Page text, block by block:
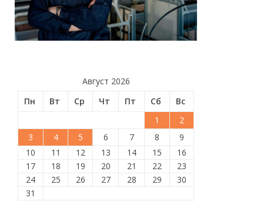
Август 2026
Пн
Вт Ср Чт Пт Сб
Вс
1
2
3
4 5 6 7 8
9
10
11 12 13 14 15
16
17
18 19 20 21 22
23
24
25 26 27 28 29
30
31